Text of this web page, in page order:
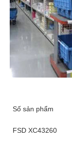
Số sản phẩm
FSD XC43260